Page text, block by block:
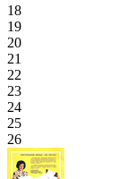
18
19
20
21
22
23
24
25
26